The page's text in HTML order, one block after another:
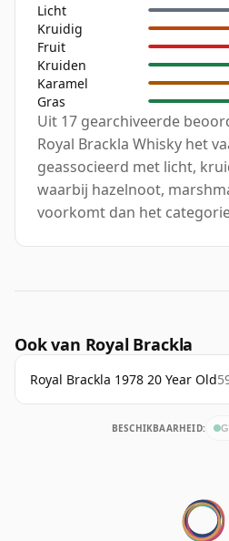
Licht
Kruidig
Fruit
Kruiden
Karamel
Gras
Uit 17 gearchiveerde
Royal Brackla Whisky het
geassocieerd met licht,
waarbij hazelnoot,
voorkomt dan het
Ook van Royal Brackla
Royal Brackla 1978 20 Year Old
BESCHIKBAARHEID: